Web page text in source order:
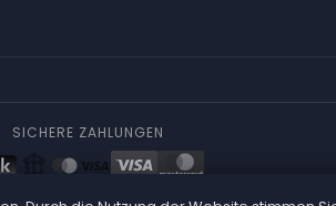
SICHERE ZAHLUNGEN